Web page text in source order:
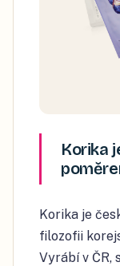
Korika
Korika je
filozofii
Vyrábí v ČR,